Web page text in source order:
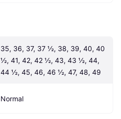
35, 36, 37, 37 ½, 38, 39, 40, 40
½, 41, 42, 42 ½, 43, 43 ½, 44,
44 ½, 45, 46, 46 ½, 47, 48, 49
Normal